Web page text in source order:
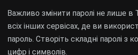
Важливо змінити паролі не лише в
всіх інших сервісах, де ви
пароль. Створіть складні паролі з
цифр і символів.